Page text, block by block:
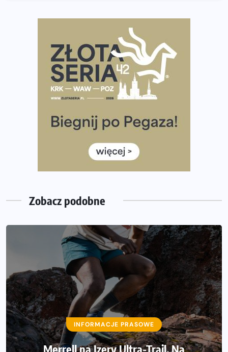
Złota Seria 42 rośnie. Coraz więcej maratończyków
wybiera wyzwanie trzech największych maratonów w
Praska 5k Run gospodarzem Mistrzostw Polski
Największy Bieg Powstania Warszawskiego w historii.
Ponad 12 tysięcy uczestników pobiegło dla Bohaterów!
Co ma dużo białka? Produkty, które warto włączyć do
Rozbiegany Olsztyn szykuje się na weekend z
półmaratonem
Zobacz podobne
INFORMACJE PRASOWE
Merrell na Izery Ultra-Trail. Na
INFORMACJE PRASOWE
43 000 powodów, by powiedzieć
dziękuję. Dołącz Poland Business Run i
pobiegnij po wsparcie dla osób z